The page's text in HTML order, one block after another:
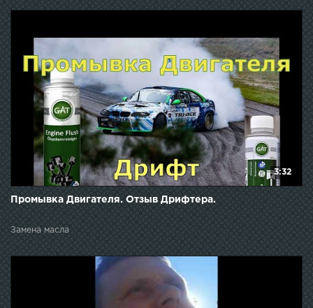
3:32
Промывка Двигателя. Отзыв Дрифтера.
Замена масла